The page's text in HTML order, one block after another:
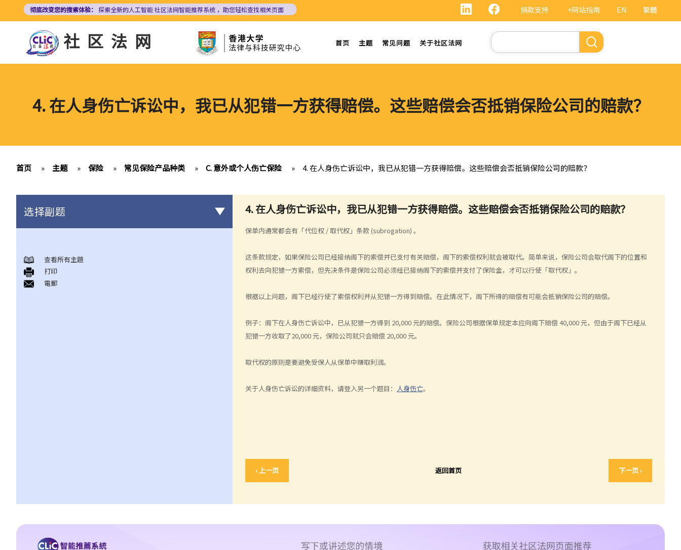
内
EN 繁體
捐款支持 +网站指南
彻底改变您的搜索体验： 探索全新的人工智能社区法网智能推荐系统 ，助您轻松查找相关页面
社区法网 首页 主题 常见问题 关于社区法网
搜
索
4. 在人身伤亡诉讼中，我已从犯错一方获得赔偿。这些赔偿会否抵销保险公司的赔款？
首页 » 主题 » 保险 » 常见保险产品种类 » C. 意外或个人伤亡保险 » 4. 在人身伤亡诉讼中，我已从犯错一方获得赔偿。这些赔偿会否抵销保险公司的赔款？
4.在人身伤亡诉讼中，我已从犯错一方获得赔偿。这些赔偿会否抵销保险公司的赔款？
保单内通常都会有「代位权/取代权」条款(subrogation) 。
这条款规定，如果保险公司已经接纳阁下的索偿并已支付有关赔偿，阁下的索偿权利就会被取代。简单来说，保险公司会取代阁下的位置和
权利去向犯错一方索偿，但先决条件是保险公司必须经已接纳阁下的索偿并支付了保险金，才可以行使「取代权」。
根据以上问题，阁下已经行使了索偿权利并从犯错一方得到赔偿。在此情况下，阁下所得的赔偿有可能会抵销保险公司的赔偿。
例子： 阁下在人身伤亡诉讼中，已从犯错一方得到 20,000元的赔偿。保险公司根据保单规定本应向阁下赔偿40,000元，但由于阁下已经从
犯错一方收取了20,000元，保险公司就只会赔偿20,000元。
取代权的原则是要避免受保人从保单中赚取利润。
关于人身伤亡诉讼的详细资料，请登入另一个题目： 人身伤亡。
‹ 上一页 返回首页 下一页 ›
选择副题
1. 投保人或保单持有人可能没有向保险公司披露所有个人资料。没
有这样的披露会导致索偿被拒绝吗？哪些重要事实必须披露？
2. 除上述问题外，若一些没有披露的资料与该项索偿无关（例如，
3. 持牌保险中介人须遵从任何专业操守守则吗?
查看所有主題
打印
電郵